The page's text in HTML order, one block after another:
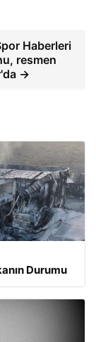
Haberleri
resmen
→
Durumu